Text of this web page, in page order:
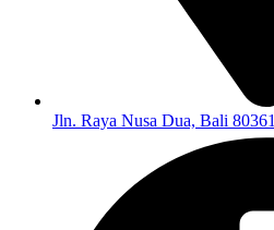
Jln. Raya Nusa Dua, Bali 80361